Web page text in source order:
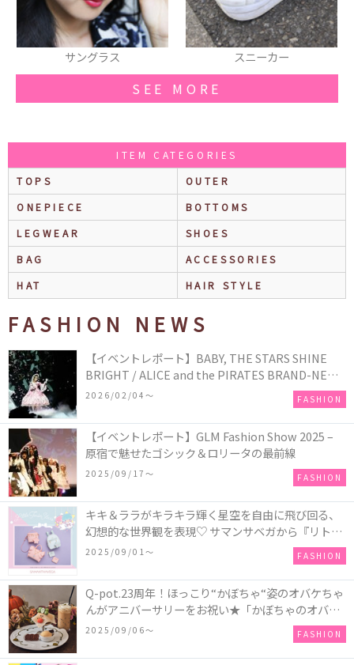
スニーカー スマホカバー
SEE MORE
ITEM CATEGORIES
TOPS
OUTER
ONEPIECE
BOTTOMS
LEGWEAR
SHOES
BAG
ACCESSORIES
HAT
HAIR STYLE
FASHION NEWS
【イベントレポート】BABY, THE STARS SHINE
BRIGHT / ALICE and the PIRATES BRAND-NEW
COLLECTION in TOKYO
2026/02/04〜 FASHION
【イベントレポート】GLM Fashion Show 2025 –
原宿で魅せたゴシック＆ロリータの最前線
2025/09/17〜 FASHION
キキ＆ララがキラキラ輝く星空を自由に飛び回る、
幻想的な世界観を表現♡ サマンサベガから『リトル
ツインスターズ』50周年アニバーサリーイヤー』を
2025/09/01〜 FASHION
Q-pot.23周年！ほっこり“かぼちゃ“姿のオバケちゃ
んがアニバーサリーをお祝い★「かぼちゃのオバケ
ーキアクセサリー」が新発売！Q-pot CAFE.では
「かぼちゃのオバケーキプレート」も登場
2025/09/06〜 FASHION